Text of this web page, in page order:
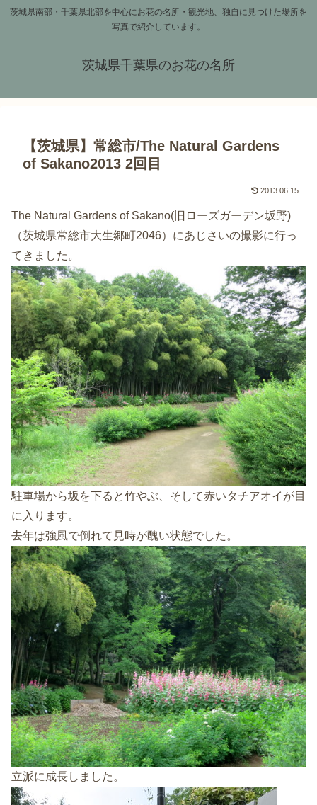
茨城県南部・千葉県北部を中心にお花の名所・観光地、独自に見つけた場所を
写真で紹介しています。
茨城県千葉県のお花の名所
【茨城県】常総市/The Natural Gardens
of Sakano2013 2回目
2013.06.15
The Natural Gardens of Sakano(旧ローズガーデン坂野)
（茨城県常総市大生郷町2046）にあじさいの撮影に行っ
てきました。
駐車場から坂を下ると竹やぶ、そして赤いタチアオイが目
に入ります。
去年は強風で倒れて見時が醜い状態でした。
立派に成長しました。